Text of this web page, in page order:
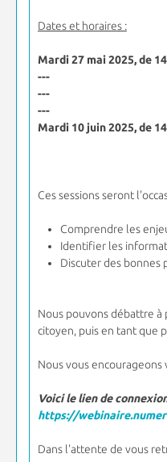
Dates et horaires :
Mardi 27 mai 2025, de
---
---
---
Mardi 10 juin 2025, de
Ces sessions seront
Comprendre les
Identifier les
Discuter des
Nous pouvons débattre
citoyen, puis en tant que
Nous vous
Voici le lien de
https://
Dans l'attente de vous